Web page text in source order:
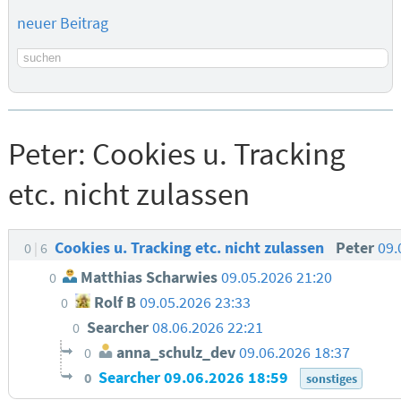
neuer Beitrag
Suchbegriff
Peter: Cookies u. Tracking
etc. nicht zulassen
0 6 Cookies u. Tracking etc. nicht zulassen Peter
0 Matthias Scharwies09.05.2026 21:20
0 Rolf B09.05.2026 23:33
0 Searcher08.06.2026 22:21
0 anna_schulz_dev09.06.2026 18:37
0 Searcher09.06.2026 18:59 sonstiges